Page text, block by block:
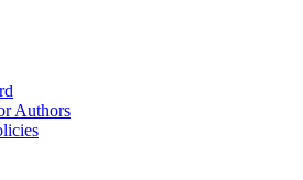
Authors